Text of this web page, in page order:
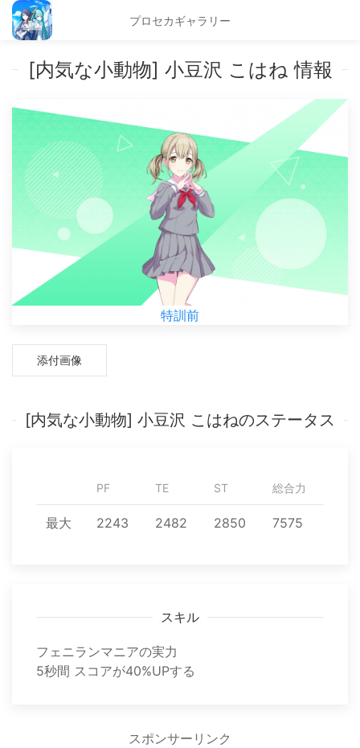
プロセカギャラリー
[内気な小動物] 小豆沢 こはね 情報
特訓前
添付画像
[内気な小動物] 小豆沢 こはねのステータス
PF TE ST 総合力
最大 2243 2482 2850 7575
スキル
フェニランマニアの実力
5秒間 スコアが40%UPする
スポンサーリンク